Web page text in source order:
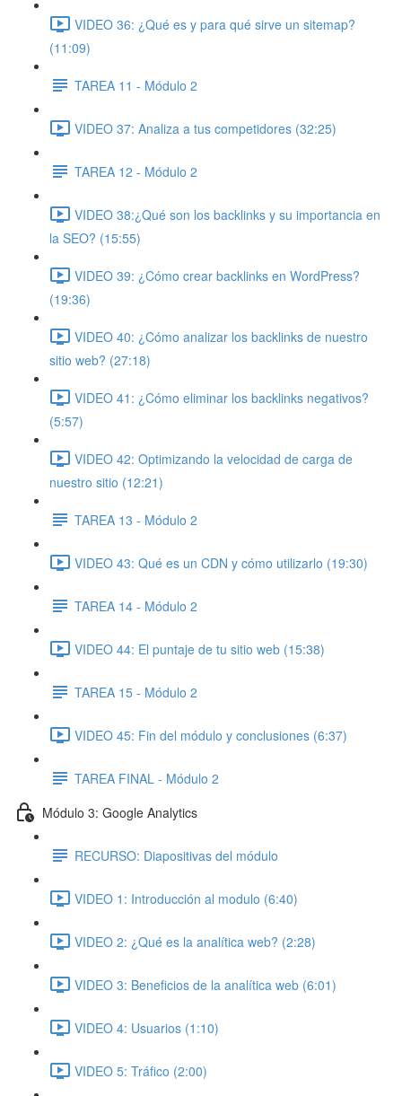
VIDEO 36: ¿Qué es y para qué sirve un sitemap?
(11:09)
TAREA 11 - Módulo 2
VIDEO 37: Analiza a tus competidores (32:25)
TAREA 12 - Módulo 2
VIDEO 38:¿Qué son los backlinks y su importancia en
la SEO? (15:55)
VIDEO 39: ¿Cómo crear backlinks en WordPress?
(19:36)
VIDEO 40: ¿Cómo analizar los backlinks de nuestro
sitio web? (27:18)
VIDEO 41: ¿Cómo eliminar los backlinks negativos?
(5:57)
VIDEO 42: Optimizando la velocidad de carga de
nuestro sitio (12:21)
TAREA 13 - Módulo 2
VIDEO 43: Qué es un CDN y cómo utilizarlo (19:30)
TAREA 14 - Módulo 2
VIDEO 44: El puntaje de tu sitio web (15:38)
TAREA 15 - Módulo 2
VIDEO 45: Fin del módulo y conclusiones (6:37)
TAREA FINAL - Módulo 2
Módulo 3: Google Analytics
RECURSO: Diapositivas del módulo
VIDEO 1: Introducción al modulo (6:40)
VIDEO 2: ¿Qué es la analítica web? (2:28)
VIDEO 3: Beneficios de la analítica web (6:01)
VIDEO 4: Usuarios (1:10)
VIDEO 5: Tráfico (2:00)